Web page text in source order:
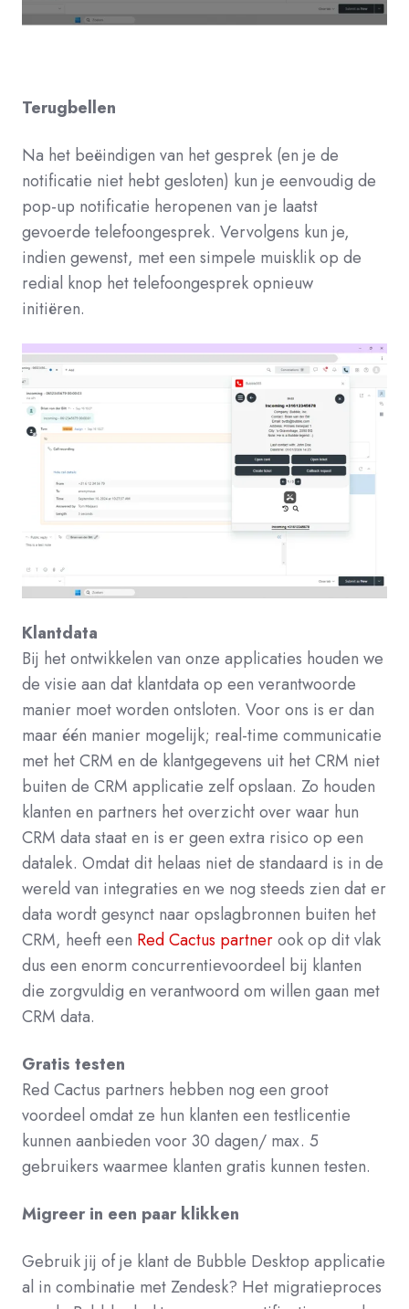
Terugbellen
Na het beëindigen van het gesprek (en je de
notificatie niet hebt gesloten) kun je eenvoudig de
pop-up notificatie heropenen van je laatst
gevoerde telefoongesprek. Vervolgens kun je,
indien gewenst, met een simpele muisklik op de
redial knop het telefoongesprek opnieuw
initiëren.
Klantdata
Bij het ontwikkelen van onze applicaties houden we
de visie aan dat klantdata op een verantwoorde
manier moet worden ontsloten. Voor ons is er dan
maar één manier mogelijk; real-time communicatie
met het CRM en de klantgegevens uit het CRM niet
buiten de CRM applicatie zelf opslaan. Zo houden
klanten en partners het overzicht over waar hun
CRM data staat en is er geen extra risico op een
datalek. Omdat dit helaas niet de standaard is in de
wereld van integraties en we nog steeds zien dat er
data wordt gesynct naar opslagbronnen buiten het
CRM, heeft een Red Cactus partnerook op dit vlak
dus een enorm concurrentievoordeel bij klanten
die zorgvuldig en verantwoord om willen gaan met
CRM data.
Gratis testen
Red Cactus partners hebben nog een groot
voordeel omdat ze hun klanten een testlicentie
kunnen aanbieden voor 30 dagen/ max. 5
gebruikers waarmee klanten gratis kunnen testen.
Migreer in een paar klikken
Gebruik jij of je klant de Bubble Desktop applicatie
al in combinatie met Zendesk? Het migratieproces